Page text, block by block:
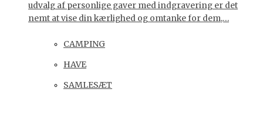
udvalg af personlige gaver med indgravering er det
nemt at vise din kærlighed og omtanke for dem,…
CAMPING
HAVE
SAMLESÆT